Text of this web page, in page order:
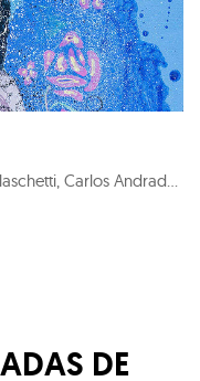
Adrián García, Nicolás Lisardo, Fidia Falaschetti, Carlos Andrade, Perceval Graells, Sofía Areal, KYM C, Costa Gorel, Francesca Poza, Roger Sanguino, Nuria Formenti, Ewa Jaros, Carlos Barão, Alex Pallí Vert, Carlos Cartaxo, Cristina Gamón, Pepe Puntas, Stéphanie de Malherbe, Marc Sparfel, Juanjo Martínez Cánovas, KUK LIN, Jaime Sicilia, Larry Otoo, Diego Benéitez, Iván Prieto, Horacio Silva, Nélio Saltão, Iván Baizán, Marta Aguirre, Prince Galla Gnohité, Elvira Carrasco, Xurxo Gómez-Chao, Federico Granell, Julien Primard
DE